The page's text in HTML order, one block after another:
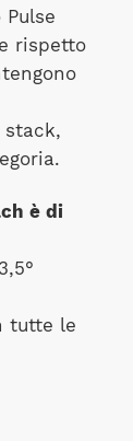
rispetto
stack,
è di
tutte le